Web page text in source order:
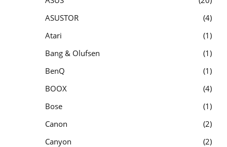
ASUSTOR
4
Atari
1
Bang & Olufsen
1
BenQ
1
BOOX
4
Bose
1
Canon
2
Canyon
2